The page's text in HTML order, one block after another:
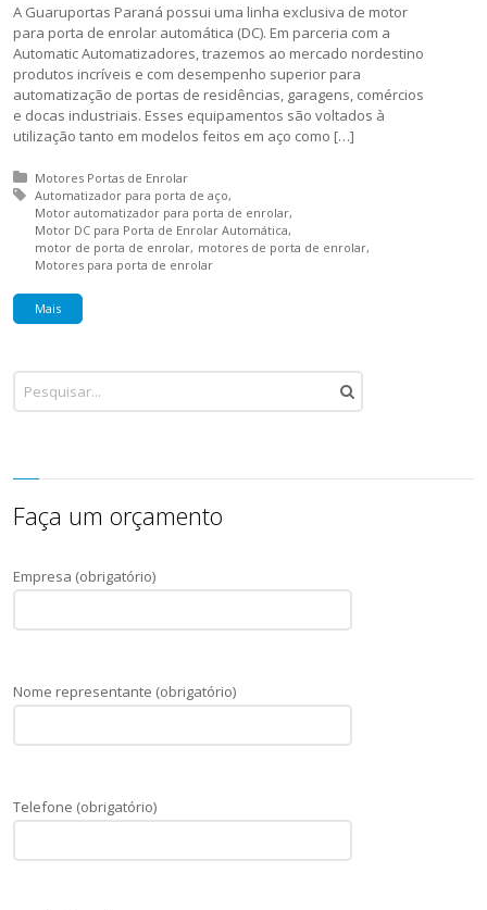
A Guaruportas Paraná possui uma linha exclusiva de motor
para porta de enrolar automática (DC). Em parceria com a
Automatic Automatizadores, trazemos ao mercado nordestino
produtos incríveis e com desempenho superior para
automatização de portas de residências, garagens, comércios
e docas industriais. Esses equipamentos são voltados à
utilização tanto em modelos feitos em aço como […]
Posted in:
Motores Portas de Enrolar
Tagged with:
Automatizador para porta de aço
Motor automatizador para porta de enrolar
Motor DC para Porta de Enrolar Automática
motor de porta de enrolar motores de porta de enrolar
Motores para porta de enrolar
Mais
Faça um orçamento
Empresa (obrigatório)
Nome representante (obrigatório)
Telefone (obrigatório)